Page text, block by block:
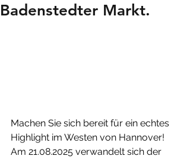
Badenstedter Markt.
Machen Sie sich bereit für ein echtes
Highlight im Westen von Hannover!
Am 21.08.2025 verwandelt sich der